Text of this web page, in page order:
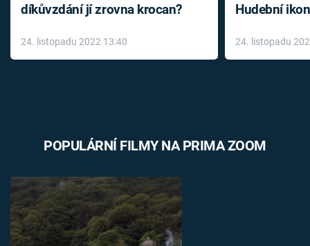
díkůvzdání jí zrovna krocan?
24. listopadu 2022 13:40
Hudební
léky
24. listopadu
POPULÁRNÍ FILMY NA PRIMA ZOOM